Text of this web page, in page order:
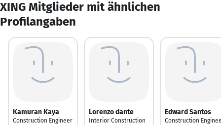
XING Mitglieder mit ähnlichen
Profilangaben
Kamuran Kaya
Construction Engineer
Lorenzo dante
Interior Construction
Edward Santos
Construction